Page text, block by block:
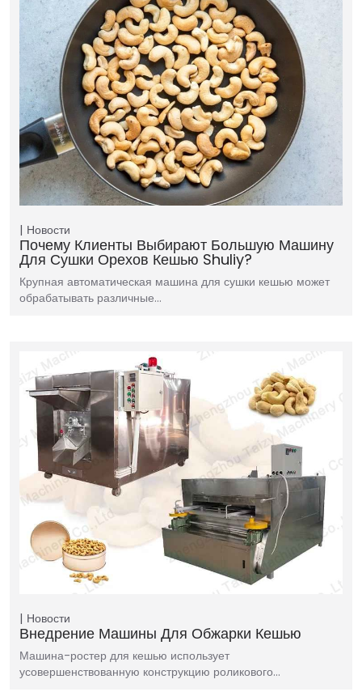
Новости
Почему Клиенты Выбирают Большую Машину
Для Сушки Орехов Кешью Shuliy?
Крупная автоматическая машина для сушки кешью может
обрабатывать различные…
Новости
Внедрение Машины Для Обжарки Кешью
Машина-ростер для кешью использует
усовершенствованную конструкцию роликового…